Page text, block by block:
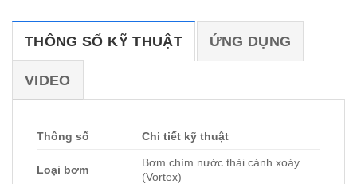
THÔNG SỐ KỸ THUẬT ỨNG DỤNG
VIDEO
Thông số Chi tiết kỹ thuật
Loại bơm
Bơm chìm nước thải cánh xoáy
(Vortex)